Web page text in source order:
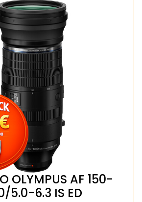
OLYMPUS AF 150-
5.0-6.3 IS ED